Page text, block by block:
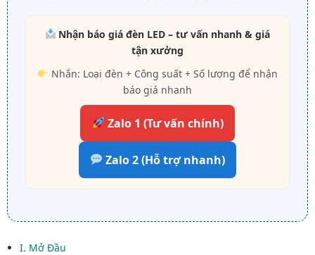
Nhận báo giá đèn LED – tư vấn nhanh & giá
tận xưởng
Nhắn: Loại đèn + Công suất + Số lượng để nhận
báo giá nhanh
Zalo 1 (Tư vấn chính)
Zalo 2 (Hỗ trợ nhanh)
I. Mở Đầu